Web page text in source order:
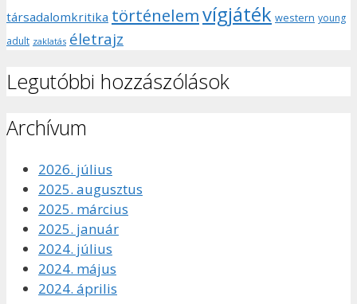
társadalomkritika történelemvígjáték western young
adult zaklatás életrajz
Legutóbbi hozzászólások
Archívum
2026. július
2025. augusztus
2025. március
2025. január
2024. július
2024. május
2024. április